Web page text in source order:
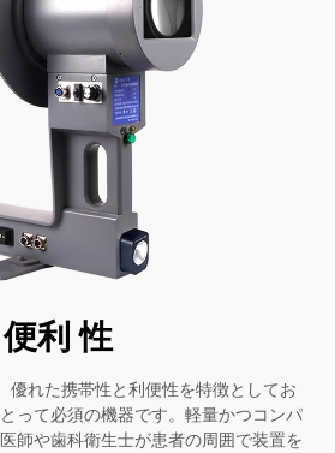
利 性
優れた携帯性と利便性を特徴としてお
って必須の機器です。軽量かつコンパ
師や歯科衛生士が患者の周囲で装置を